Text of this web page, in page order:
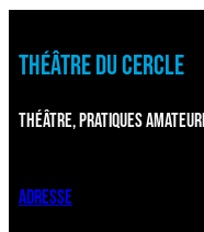
THÉÂTRE DU CERCLE
THÉÂTRE, PRATIQUES
ADRESSE